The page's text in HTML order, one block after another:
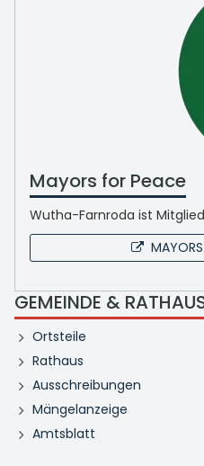
Mayors for Peace
Wutha-Farnroda ist
GEMEINDE &
Ortsteile
Rathaus
Ausschreibungen
Mängelanzeige
Amtsblatt